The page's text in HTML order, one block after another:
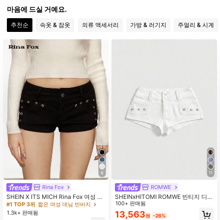
4.91 4.2M 팔로워
4.2M 팔로워
4.91 4.2M 팔로워
4.2M 팔로워
4.91 4.2M 팔로워
마음에 드실 거예요.
추천순 속옷 & 잠옷 의류 액세서리 가방 & 러기지 주얼리 & 시계
6
Rina Fox
SHEIN X ITS MICH Rina Fox 여성 펑
크 스타일 찢어진 스키니 데님 반바지
#1 TOP 3위 짧은 여성 데님 반바지
1.3k+ 판매됨
11
ROMWE
SHEINxHITOMI ROMWE 빈티지 디스
트레스드 로우 웨이스트 섹시 스터드
스컬 여성 데님 반바지
100+ 판매됨
13,563원 -26%